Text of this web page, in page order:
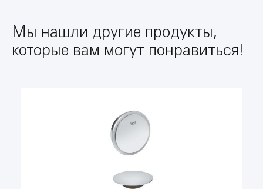
Мы нашли другие продукты,
которые вам могут понравиться!